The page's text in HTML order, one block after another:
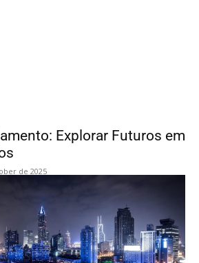
Explorar Futuros em
de 2025